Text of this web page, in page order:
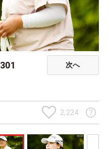
301 次へ
2,224